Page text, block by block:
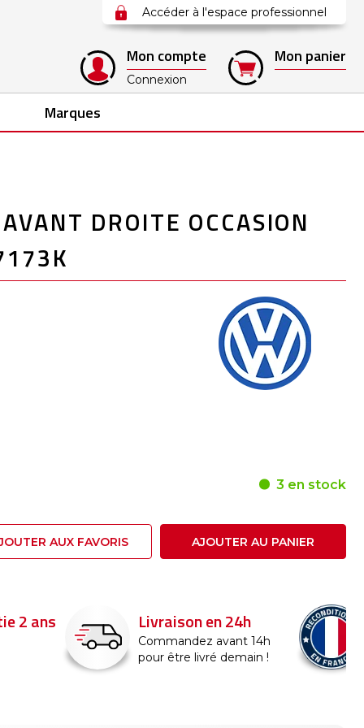
Accéder à l'espace professionnel
Mon compte
Connexion
Mon panier
Marques
DROITE OCCASION
3 en stock
AUX FAVORIS AJOUTER AU PANIER
Livraison en 24h
Commandez avant 14h
pour être livré demain !
France